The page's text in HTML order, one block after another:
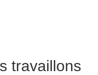
travaillons